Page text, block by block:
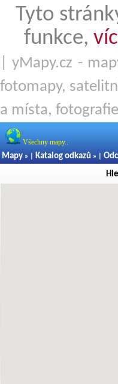
Tyto
funkce,
| yMapy.cz -
fotomapy,
a místa,
Všechny mapy..
Mapy » | Katalog odkazů » |